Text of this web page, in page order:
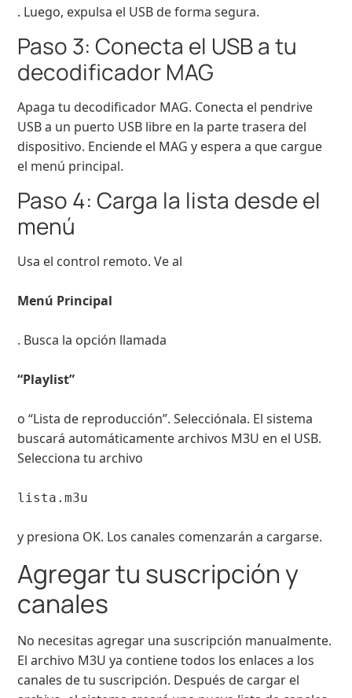
. Luego, expulsa el USB de forma segura.
Paso 3: Conecta el USB a tu
decodificador MAG
Apaga tu decodificador MAG. Conecta el pendrive
USB a un puerto USB libre en la parte trasera del
dispositivo. Enciende el MAG y espera a que cargue
el menú principal.
Paso 4: Carga la lista desde el
menú
Usa el control remoto. Ve al
Menú Principal
. Busca la opción llamada
“Playlist”
o “Lista de reproducción”. Selecciónala. El sistema
buscará automáticamente archivos M3U en el USB.
Selecciona tu archivo
lista.m3u
y presiona OK. Los canales comenzarán a cargarse.
Agregar tu suscripción y
canales
No necesitas agregar una suscripción manualmente.
El archivo M3U ya contiene todos los enlaces a los
canales de tu suscripción. Después de cargar el